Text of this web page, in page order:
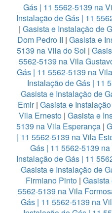
Gás | 11 5562-5139 na
Instalação de Gás | 11
| Gasista e Instalação de
Dom Pedro II | Gasista e
5139 na Vila do Sol |
5562-5139 na Vila
Gás | 11 5562-5139 na
Instalação de Gás | 11
Gasista e Instalação de
Emir| Gasista e
Vila Ernesto| Gasista e
5139 na Vila Esperança |
| 11 5562-5139 na Vila
Gás | 11 5562-5139
Instalação de Gás | 11
Gasista e Instalação de
Firmiano Pinto| Gasista
5562-5139 na Vila
Gás | 11 5562-5139 na